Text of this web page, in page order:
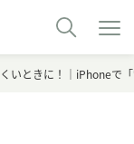
いときに！｜iPhone